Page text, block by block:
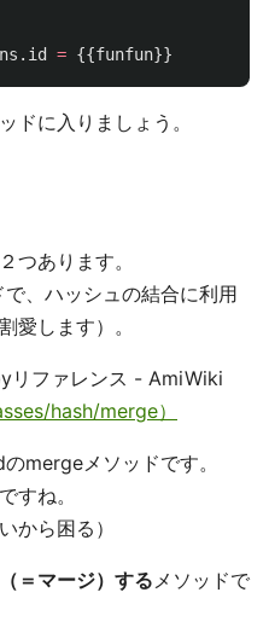
. id = {{funfun}}
ドに入りましょう。
つあります。
、ハッシュの結合に利用
愛します）。
リファレンス - AmiWiki
hash/merge）
mergeメソッドです。
すね。
から困る）
＝マージ）する メソッドで